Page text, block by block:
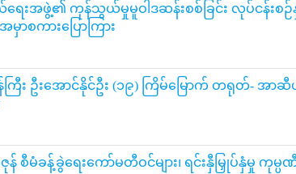
ရေးအဖွဲ့၏ ကုန်သွယ်မှုမူဝါဒဆန်းစစ်ခြင်း လုပ်ငန်းစ
စကားပြောကြား
ကြီး ဦးအောင်နိုင်ဦး (၁၉) ကြိမ်မြောက် တရုတ်- အာဆီ
စီမံခန့်ခွဲရေးကော်မတီဝင်များ၊ ရင်းနှီမြှုပ်နှံမှု ကုမ္